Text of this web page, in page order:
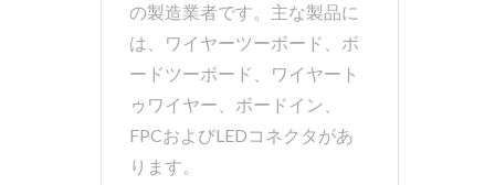
の製造業者です。主な製品に
は、ワイヤーツーボード、ボ
ードツーボード、ワイヤート
ゥワイヤー、ボードイン、
FPCおよびLEDコネクタがあ
ります。